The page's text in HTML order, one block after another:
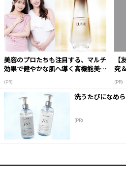
美容のプロたちも注目する、マルチ
効果で健やかな肌へ導く高機能美容
(PR)
【
究
(PR)
洗うたびになめ
(PR)